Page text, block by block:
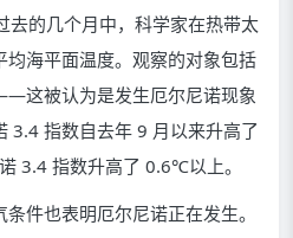
去的几个月中，科学家在热带太
海平面温度。观察的对象包括
这被认为是发生厄尔尼诺现象
3.4 指数自去年 9 月以来升高了
3.4 指数升高了 0.6℃以上。
件也表明厄尔尼诺正在发生。